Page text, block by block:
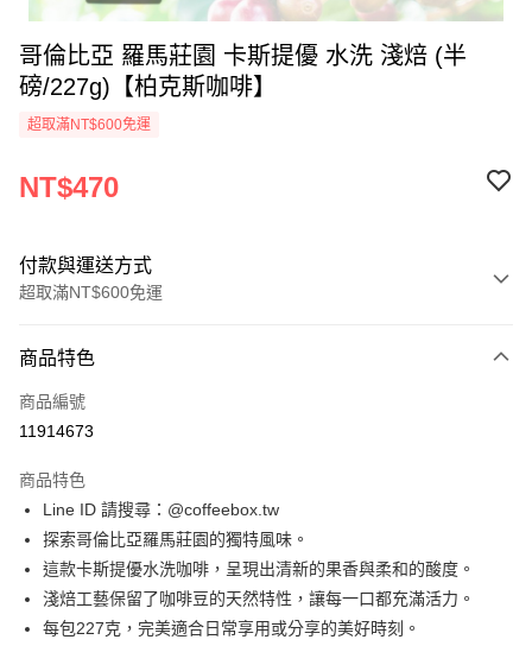
哥倫比亞 羅馬莊園 卡斯提優 水洗 淺焙 (半
磅/227g)【柏克斯咖啡】
超取滿NT$600免運
NT$470
付款與運送方式
超取滿NT$600免運
信用卡一次付款
LINE Pay
街口支付
悠遊付
Google Pay
全盈+PAY
商品特色
商品編號
11914673
商品特色
Line ID 請搜尋：@coffeebox.tw
探索哥倫比亞羅馬莊園的獨特風味。
這款卡斯提優水洗咖啡，呈現出清新的果香與柔和的酸度。
淺焙工藝保留了咖啡豆的天然特性，讓每一口都充滿活力。
每包227克，完美適合日常享用或分享的美好時刻。